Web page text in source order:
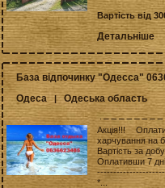
Вартість від
Детальніше
База відпочинку "Одесса"
Одеса |Одеська область
Акція!!!
харчування на
Вартість за
Оплативши 7
*...